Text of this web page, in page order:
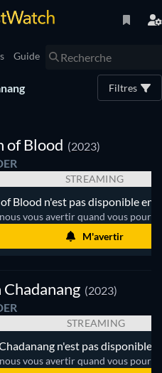
Guide
Filtres
of Blood (2023)
STREAMING
Blood n'est pas disponible en
vous avertir quand vous
M'avertir
Chadanang (2023)
STREAMING
n'est pas disponible
vous avertir quand vous